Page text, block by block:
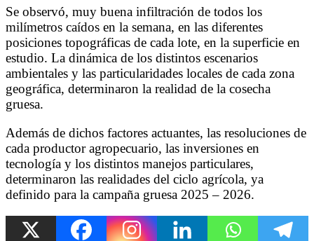
Se observó, muy buena infiltración de todos los
milímetros caídos en la semana, en las diferentes
posiciones topográficas de cada lote, en la superficie en
estudio. La dinámica de los distintos escenarios
ambientales y las particularidades locales de cada zona
geográfica, determinaron la realidad de la cosecha
gruesa.
Además de dichos factores actuantes, las resoluciones de
cada productor agropecuario, las inversiones en
tecnología y los distintos manejos particulares,
determinaron las realidades del ciclo agrícola, ya
definido para la campaña gruesa 2025 – 2026.